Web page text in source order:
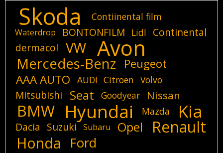
Skoda Contiinental film
Waterdrop BONTONFILM Lidl
Continental
dermacol
VW Avon
Mercedes-Benz
Peugeot
AAA AUTO
AUDI Citroen Volvo
Mitsubishi Seat Goodyear Nissan
BMW Hyundai Mazda Kia
Dacia Suzuki Subaru Opel Renault
Honda Ford